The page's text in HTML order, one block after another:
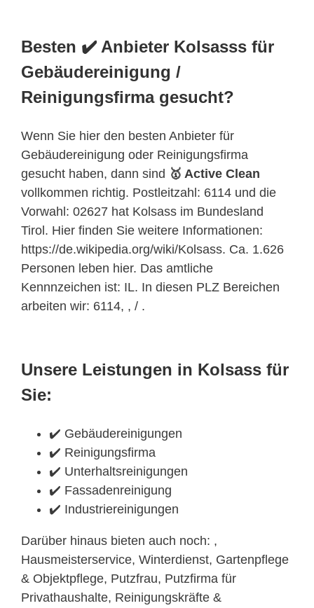
Besten ✔️ Anbieter Kolsasss für
Gebäudereinigung /
Reinigungsfirma gesucht?
Wenn Sie hier den besten Anbieter für
Gebäudereinigung oder Reinigungsfirma
gesucht haben, dann sind 🥇 Active Clean
vollkommen richtig. Postleitzahl: 6114 und die
Vorwahl: 02627 hat Kolsass im Bundesland
Tirol. Hier finden Sie weitere Informationen:
https://de.wikipedia.org/wiki/Kolsass. Ca. 1.626
Personen leben hier. Das amtliche
Kennnzeichen ist: IL. In diesen PLZ Bereichen
arbeiten wir: 6114, , / .
Unsere Leistungen in Kolsass für
Sie:
✔️ Gebäudereinigungen
✔️ Reinigungsfirma
✔️ Unterhaltsreinigungen
✔️ Fassadenreinigung
✔️ Industriereinigungen
Darüber hinaus bieten auch noch: ,
Hausmeisterservice, Winterdienst, Gartenpflege
& Objektpflege, Putzfrau, Putzfirma für
Privathaushalte, Reinigungskräfte &